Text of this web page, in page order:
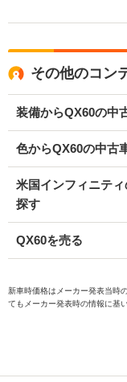
その他のコン
装備からQX60の中
色からQX60の中古
米国インフィニテ
探す
QX60を売る
新車時価格はメーカー発表当時
てもメーカー発表時の情報に基